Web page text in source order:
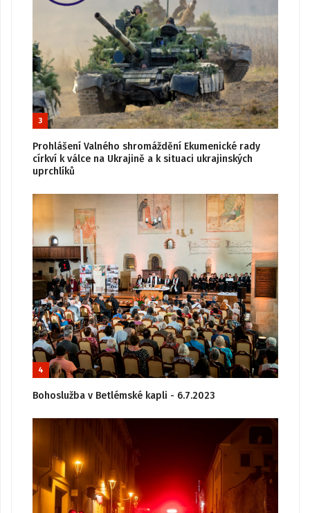
3
Prohlášení Valného shromáždění Ekumenické rady
církví k válce na Ukrajině a k situaci ukrajinských
uprchlíků
4
Bohoslužba v Betlémské kapli - 6.7.2023